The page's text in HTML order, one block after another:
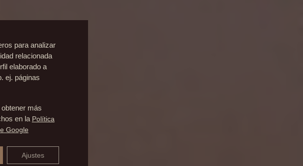
para analizar
relacionada
elaborado a
ej. páginas
más
en la Política
Google
Ajustes